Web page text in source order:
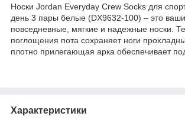
Носки Jordan Everyday Crew Socks для
день 3 пары белые (DX9632-100) – это
повседневные, мягкие и надежные носки.
поглощения пота сохраняет ноги
плотно прилегающая арка обеспечивает
Характеристики